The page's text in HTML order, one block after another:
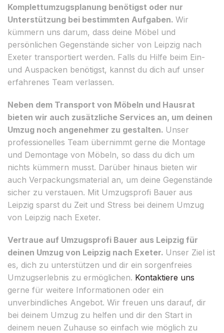
Komplettumzugsplanung benötigst oder nur
Unterstützung bei bestimmten Aufgaben. Wir
kümmern uns darum, dass deine Möbel und
persönlichen Gegenstände sicher von Leipzig nach
Exeter transportiert werden. Falls du Hilfe beim Ein-
und Auspacken benötigst, kannst du dich auf unser
erfahrenes Team verlassen.
Neben dem Transport von Möbeln und Hausrat
bieten wir auch zusätzliche Services an, um deinen
Umzug noch angenehmer zu gestalten. Unser
professionelles Team übernimmt gerne die Montage
und Demontage von Möbeln, so dass du dich um
nichts kümmern musst. Darüber hinaus bieten wir
auch Verpackungsmaterial an, um deine Gegenstände
sicher zu verstauen. Mit Umzugsprofi Bauer aus
Leipzig sparst du Zeit und Stress bei deinem Umzug
von Leipzig nach Exeter.
Vertraue auf Umzugsprofi Bauer aus Leipzig für
deinen Umzug von Leipzig nach Exeter. Unser Ziel ist
es, dich zu unterstützen und dir ein sorgenfreies
Umzugserlebnis zu ermöglichen. Kontaktiere uns
gerne für weitere Informationen oder ein
unverbindliches Angebot. Wir freuen uns darauf, dir
bei deinem Umzug zu helfen und dir den Start in
deinem neuen Zuhause so einfach wie möglich zu